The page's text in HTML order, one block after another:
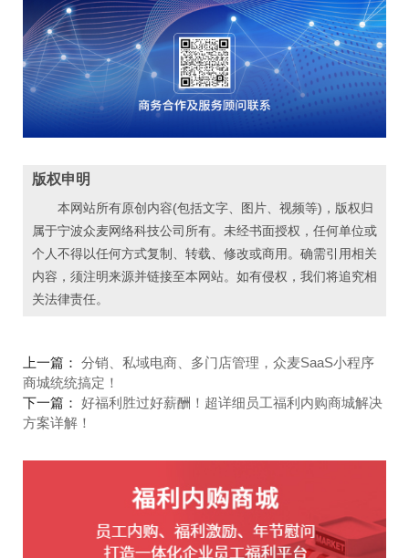
版权申明
本网站所有原创内容(包括文字、图片、视频等)，版权归
属于宁波众麦网络科技公司所有。未经书面授权，任何单位或
个人不得以任何方式复制、转载、修改或商用。确需引用相关
内容，须注明来源并链接至本网站。如有侵权，我们将追究相
关法律责任。
上一篇： 分销、私域电商、多门店管理，众麦SaaS小程序
商城统统搞定！
下一篇： 好福利胜过好薪酬！超详细员工福利内购商城解决
方案详解！